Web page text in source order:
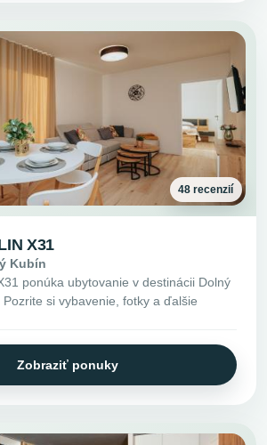
48 recenzií
X31
Kubín
ponúka ubytovanie v destinácii Dolný
si vybavenie, fotky a ďalšie
Zobraziť ponuky